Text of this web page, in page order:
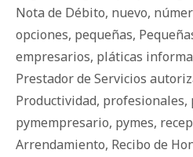
Nota de Débito, nuevo,
opciones, pequeñas,
empresarios, pláticas
Prestador de Servicios
Productividad, profesionales,
pymempresario, pymes,
Arrendamiento, Recibo de